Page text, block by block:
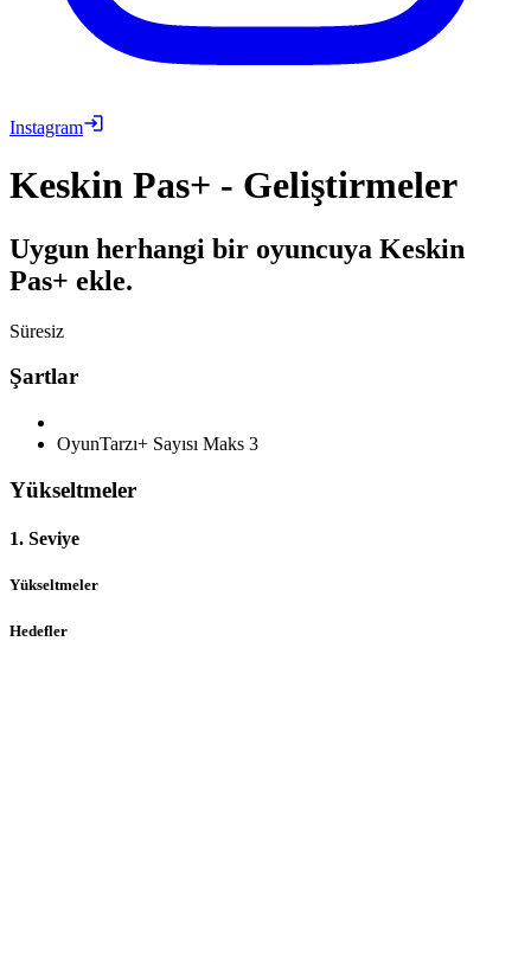
Instagram
Keskin Pas+ - Geliştirmeler
Uygun herhangi bir oyuncuya Keskin
Pas+ ekle.
Süresiz
Şartlar
OyunTarzı+ Sayısı Maks 3
Yükseltmeler
1. Seviye
Yükseltmeler
Hedefler